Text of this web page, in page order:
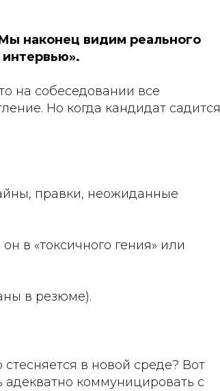
наконец видим реального
на собеседовании все
Но когда кандидат садится
правки, неожиданные
в «токсичного гения» или
в резюме).
в новой среде? Вот
адекватно коммуницировать с